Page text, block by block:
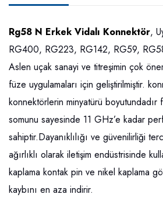
Rg58 N Erkek Vidalı Konnektör,
RG400, RG223, RG142, RG59,
Aslen uçak sanayi ve titreşimin çok
füze uygulamaları için geliştirilmiştir.
konnektörlerin minyatürü boyutundadır
somunu sayesinde 11 GHz’e kadar
sahiptir.Dayanıklılığı ve güvenilirliği
ağırlıklı olarak iletişim endüstrisinde
kaplama kontak pin ve nikel kaplama
kaybını en aza indirir.